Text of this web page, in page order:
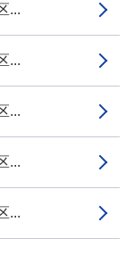
...
...
...
...
...